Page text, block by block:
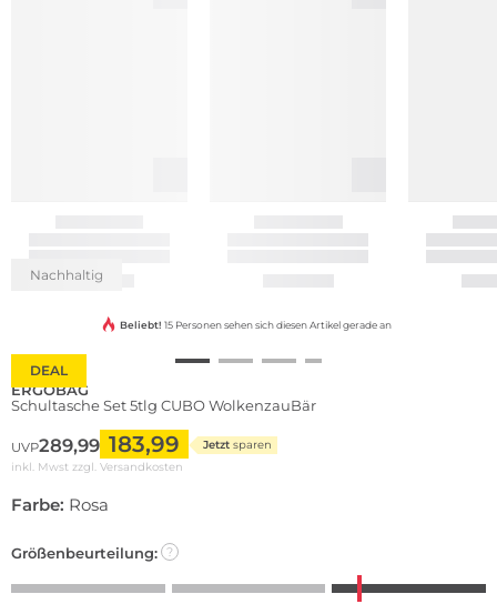
DEAL
Nachhaltig
Beliebt! 15 Personen sehen sich diesen Artikel gerade an
ERGOBAG
Schultasche Set 5tlg CUBO WolkenzauBär
UVP289,99 183,99 Jetzt sparen
inkl. Mwst zzgl. Versandkosten
Farbe: Rosa
Größenbeurteilung: ?